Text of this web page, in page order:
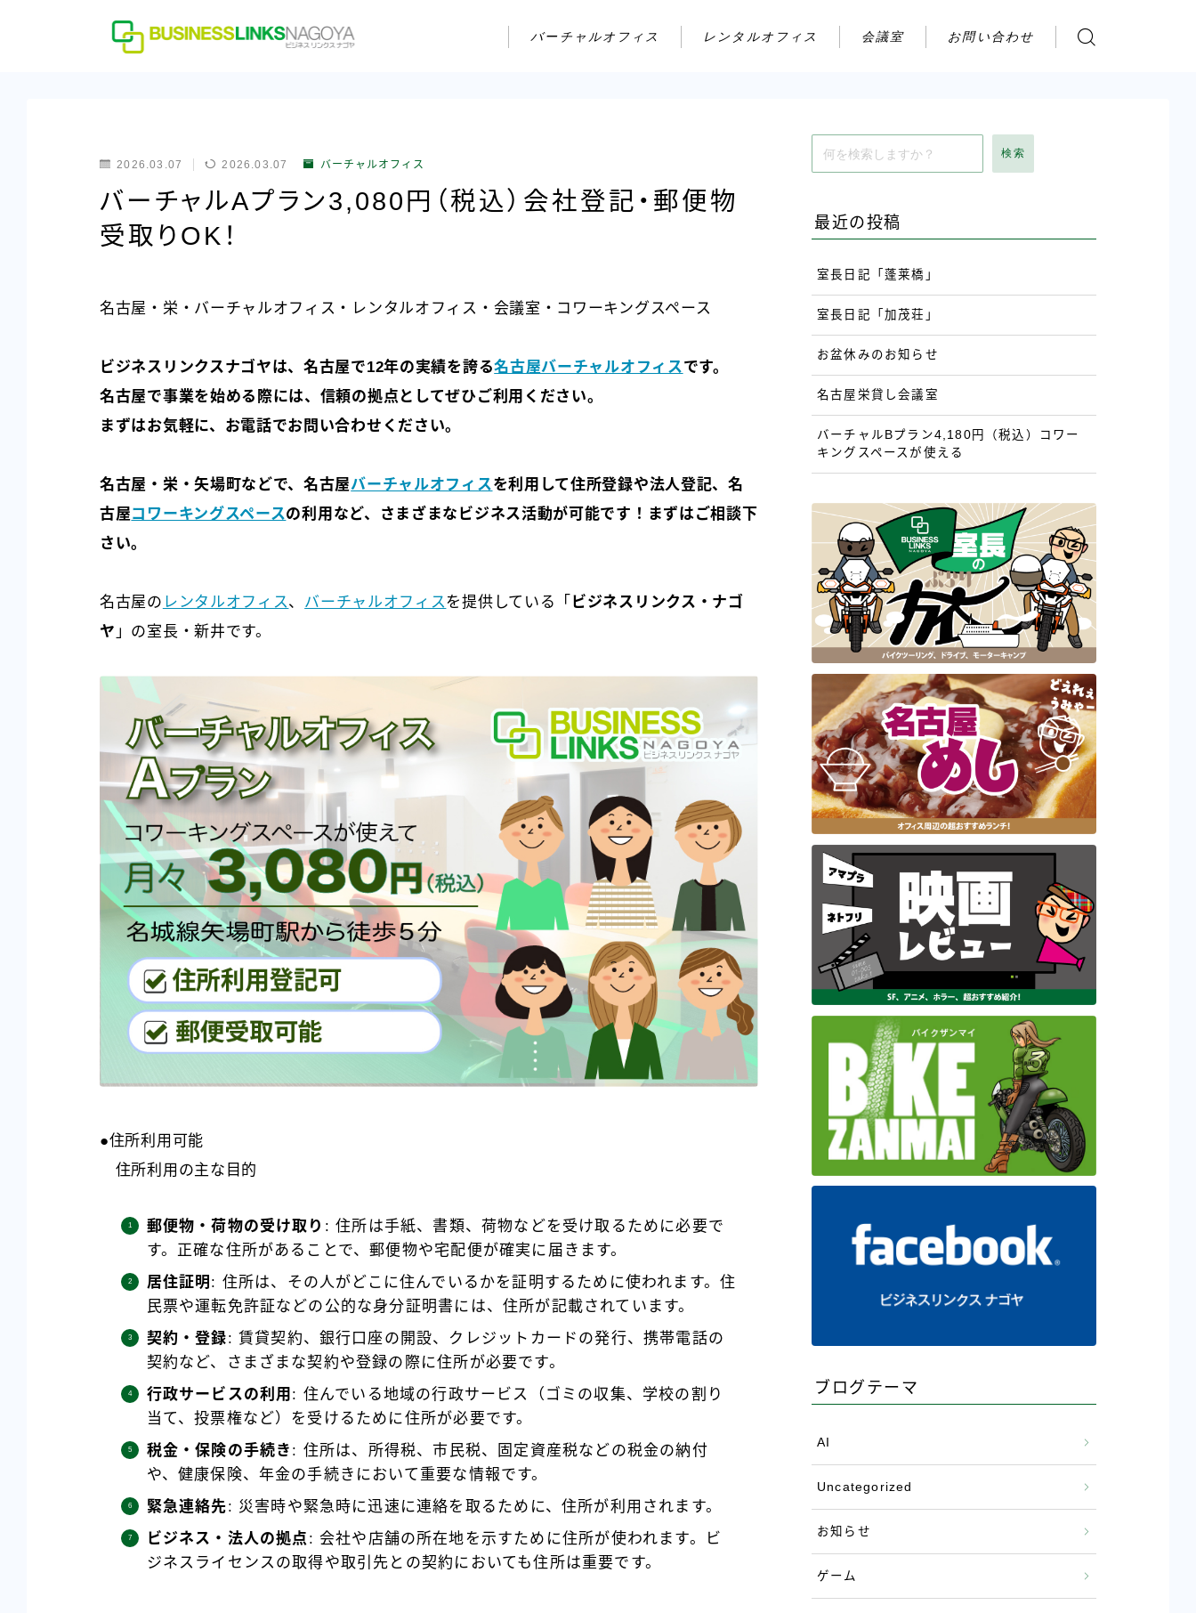
バーチャルオフィス レンタルオフィス 会議室 お問い合わせ
アクセス
2026.03.07 2026.03.07 バーチャルオフィス
バーチャルAプラン3,080円（税込）会社登記・郵便物
受取りOK！
名古屋・栄・バーチャルオフィス・レンタルオフィス・会議室・コワーキングスペース
ビジネスリンクスナゴヤは、名古屋で12年の実績を誇る名古屋バーチャルオフィスです。
名古屋で事業を始める際には、信頼の拠点としてぜひご利用ください。
まずはお気軽に、お電話でお問い合わせください。
名古屋・栄・矢場町などで、名古屋バーチャルオフィスを利用して住所登録や法人登記、名
古屋コワーキングスペースの利用など、さまざまなビジネス活動が可能です！まずはご相談下
さい。
名古屋の レンタルオフィス、 バーチャルオフィスを提供している「 ビジネスリンクス・ナゴ
ヤ 」の室長・新井です。
●住所利用可能
住所利用の主な目的
郵便物・荷物の受け取り : 住所は手紙、書類、荷物などを受け取るために必要で
す。正確な住所があることで、郵便物や宅配便が確実に届きます。
居住証明 : 住所は、その人がどこに住んでいるかを証明するために使われます。住
民票や運転免許証などの公的な身分証明書には、住所が記載されています。
契約・登録: 賃貸契約、銀行口座の開設、クレジットカードの発行、携帯電話の
契約など、さまざまな契約や登録の際に住所が必要です。
行政サービスの利用 : 住んでいる地域の行政サービス（ゴミの収集、学校の割り
当て、投票権など）を受けるために住所が必要です。
税金・保険の手続き : 住所は、所得税、市民税、固定資産税などの税金の納付
や、健康保険、年金の手続きにおいて重要な情報です。
緊急連絡先: 災害時や緊急時に迅速に連絡を取るために、住所が利用されます。
ビジネス・法人の拠点 : 会社や店舗の所在地を示すために住所が使われます。ビ
ジネスライセンスの取得や取引先との契約においても住所は重要です。
検索
最近の投稿
室長日記「蓬莱橋」
室長日記「加茂荘」
お盆休みのお知らせ
名古屋栄貸し会議室
バーチャルBプラン4,180円（税込）コワー
キングスペースが使える
ブログテーマ
AI
Uncategorized
お知らせ
ゲーム